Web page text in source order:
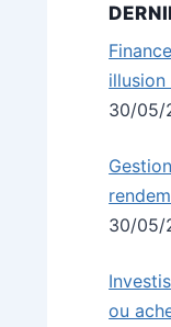
illusion
30/05/
30/05/
ou